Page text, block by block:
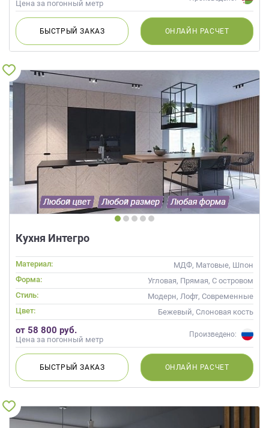
Цена за погонный метр
БЫСТРЫЙЗАКАЗ ОНЛАЙН РАСЧЕТ
Кухня Интегро
Материал:
МДФ, Матовые, Шпон
Форма:
Угловая, Прямая, С островом
Стиль:
Модерн, Лофт, Современные
Цвет:
Бежевый, Слоновая кость
от 58 800 руб.
Цена за погонный метр
Произведено:
БЫСТРЫЙЗАКАЗ ОНЛАЙН РАСЧЕТ